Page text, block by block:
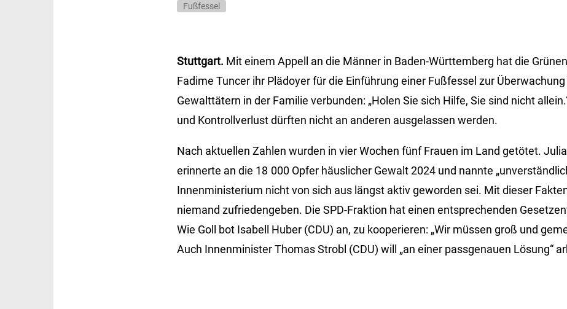
Fußfessel
Stuttgart. Mit einem Appell an die Männer in Baden-Württemberg hat die
Fadime Tuncer ihr Plädoyer für die Einführung einer Fußfessel zur Überwachung
Gewalttätern in der Familie verbunden: „Holen Sie sich Hilfe, Sie sind nicht
und Kontrollverlust dürften nicht an anderen ausgelassen werden.
Nach aktuellen Zahlen wurden in vier Wochen fünf Frauen im Land getötet. Julia
erinnerte an die 18 000 Opfer häuslicher Gewalt 2024 und nannte
Innenministerium nicht von sich aus längst aktiv geworden sei. Mit dieser
niemand zufriedengeben. Die SPD-Fraktion hat einen entsprechenden
Wie Goll bot Isabell Huber (CDU) an, zu kooperieren: „Wir müssen groß und
Auch Innenminister Thomas Strobl (CDU) will „an einer passgenauen Lösung“